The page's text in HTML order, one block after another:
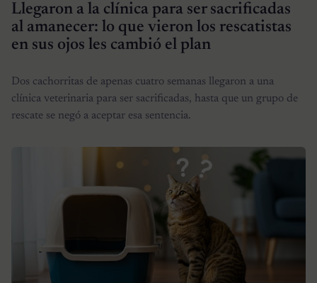
Llegaron a la clínica para ser sacrificadas
al amanecer: lo que vieron los rescatistas
en sus ojos les cambió el plan
Dos cachorritas de apenas cuatro semanas llegaron a una
clínica veterinaria para ser sacrificadas, hasta que un grupo de
rescate se negó a aceptar esa sentencia.